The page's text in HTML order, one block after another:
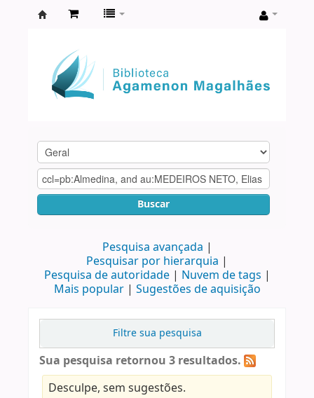
Agamenon
Magalhães
Buscar
Pesquisa avançada
Pesquisar por hierarquia
Pesquisa de autoridade
Nuvem de tags
Mais popular
Sugestões de aquisição
Filtre sua pesquisa
Sua pesquisa retornou 3 resultados.
Desculpe, sem sugestões.